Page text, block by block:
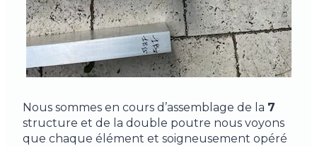
7
Nous sommes en cours d’assemblage de la
structure et de la double poutre nous voyons
que chaque élément et soigneusement opéré